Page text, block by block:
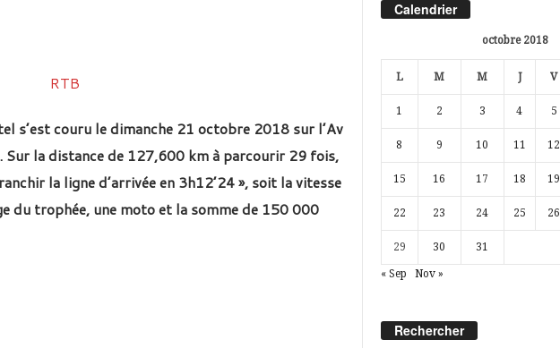
s’est couru le dimanche 21 octobre 2018 sur l’Av
Sur la distance de 127,600 km à parcourir 29 fois,
la ligne d’arrivée en 3h12’24 », soit la vitesse
du trophée, une moto et la somme de 150 000
Calendrier
octobre 2018
L M M J V
1 2 3 4 5
8 9 10 11 12
15 16 17 18 19
22 23 24 25 26
29 30 31
« Sep Nov »
Rechercher